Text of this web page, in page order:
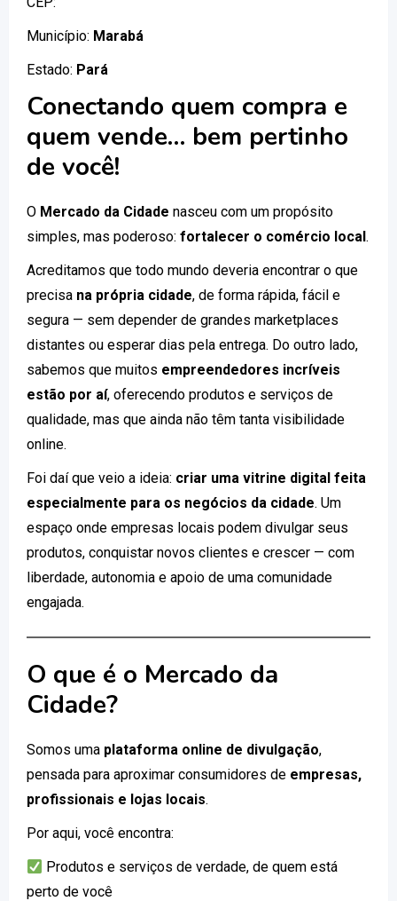
Município: Marabá
Estado: Pará
Conectando quem compra e
quem vende… bem pertinho
de você!
O Mercado da Cidade nasceu com um propósito
simples, mas poderoso: fortalecer o comércio local.
Acreditamos que todo mundo deveria encontrar o que
precisa na própria cidade, de forma rápida, fácil e
segura — sem depender de grandes marketplaces
distantes ou esperar dias pela entrega. Do outro lado,
sabemos que muitos empreendedores incríveis
estão por aí, oferecendo produtos e serviços de
qualidade, mas que ainda não têm tanta visibilidade
online.
Foi daí que veio a ideia: criar uma vitrine digital feita
especialmente para os negócios da cidade. Um
espaço onde empresas locais podem divulgar seus
produtos, conquistar novos clientes e crescer — com
liberdade, autonomia e apoio de uma comunidade
engajada.
O que é o Mercado da
Cidade?
Somos uma plataforma online de divulgação,
pensada para aproximar consumidores de empresas,
profissionais e lojas locais.
Por aqui, você encontra:
Produtos e serviços de verdade, de quem está
perto de você